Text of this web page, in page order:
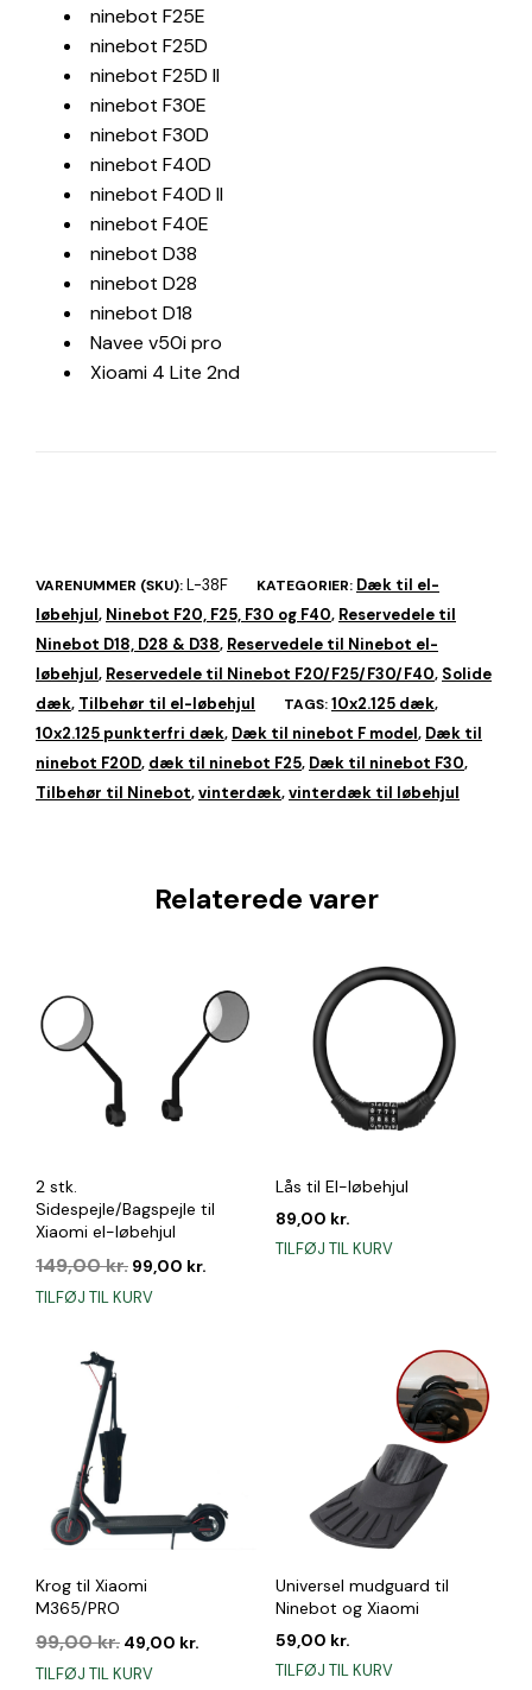
ninebot F25E
ninebot F25D
ninebot F25D II
ninebot F30E
ninebot F30D
ninebot F40D
ninebot F40D II
ninebot F40E
ninebot D38
ninebot D28
ninebot D18
Navee v50i pro
Xioami 4 Lite 2nd
VARENUMMER (SKU):L-38F KATEGORIER: Dæk til el-
løbehjul, Ninebot F20, F25, F30 og F40, Reservedele til
Ninebot D18, D28 & D38, Reservedele til Ninebot el-
løbehjul, Reservedele til Ninebot F20/F25/F30/F40, Solide
dæk, Tilbehør til el-løbehjul TAGS:10x2.125 dæk,
10x2.125 punkterfri dæk, Dæk til ninebot F model, Dæk til
ninebot F20D, dæk til ninebot F25, Dæk til ninebot F30,
Tilbehør til Ninebot,vinterdæk,vinterdæk til løbehjul
Relaterede varer
2 stk.
Sidespejle/Bagspejle til
Xiaomi el-løbehjul
149,00kr. Den
pris
99,00 kr.
TILFØJ TIL KURV
Lås til El-løbehjul
89,00 kr.
TILFØJ TIL KURV
Krog til Xiaomi
M365/PRO
99,00kr. Den
pris
49,00 kr.
TILFØJ TIL KURV
Universel mudguard til
Ninebot og Xiaomi
59,00 kr.
TILFØJ TIL KURV